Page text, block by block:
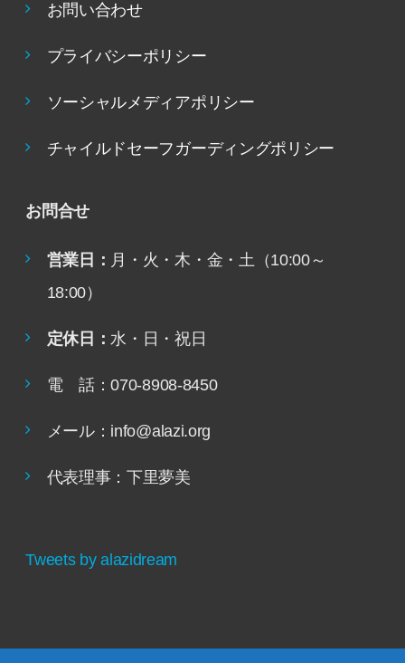
お問い合わせ
プライバシーポリシー
ソーシャルメディアポリシー
チャイルドセーフガーディングポリシー
お問合せ
営業日： 月・火・木・金・土（10:00～
18:00）
定休日：水・日・祝日
電 話：070-8908-8450
メール：info@alazi.org
代表理事：下里夢美
Tweets by alazidream